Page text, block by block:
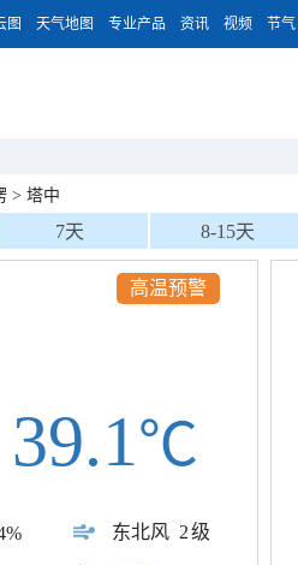
图 天气地图 专业产品 资讯 视频 节气
> 塔中
7天 8-15天
东北风 2级
39.1℃
高温预警